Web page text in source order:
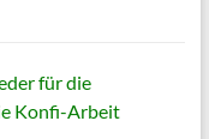
für die
Konfi-Arbeit